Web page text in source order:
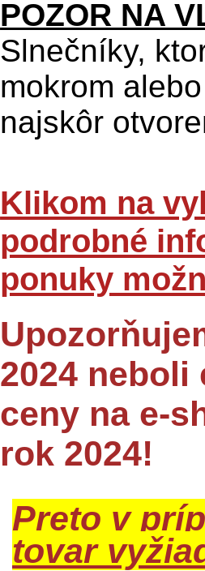
POZOR NA
Slnečníky,
mokrom
najskôr
Klikom na
podrobné
ponuky
2024
ceny na e-
rok 2024!
Preto v
tovar